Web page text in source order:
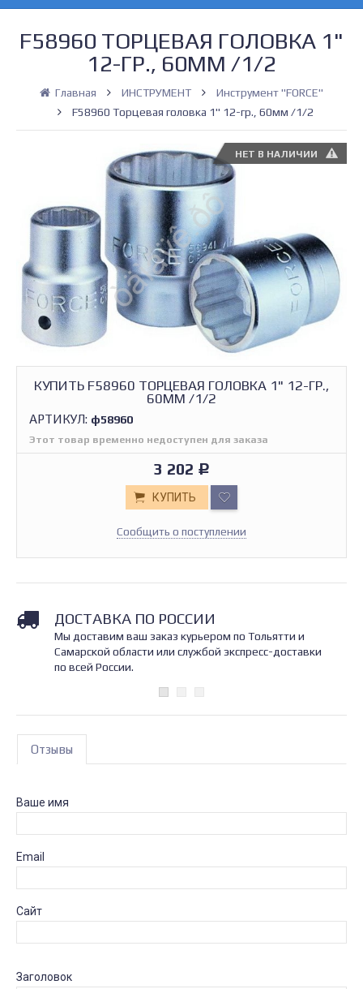
F58960 ТОРЦЕВАЯ ГОЛОВКА 1"
12-ГР., 60ММ /1/2
Главная ИНСТРУМЕНТ
Инструмент "FORCE"
F58960 Торцевая головка 1" 12-гр., 60мм /1/2
НЕТ В НАЛИЧИИ
КУПИТЬ F58960 ТОРЦЕВАЯ ГОЛОВКА 1" 12-ГР.,
60ММ /1/2
АРТИКУЛ: ф58960
Этот товар временно недоступен для заказа
3 202 Р
КУПИТЬ
Сообщить о поступлении
ДОСТАВКА ПО РОССИИ
Мы доставим ваш заказ курьером по Тольятти и
Самарской области или службой экспресс-доставки
по всей России.
Отзывы
Ваше имя
Email
Сайт
Заголовок